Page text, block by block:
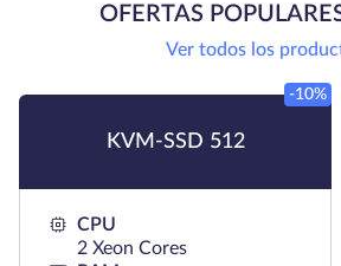
OFERTAS
Ver todos los
KVM-SSD 512
-10%
CPU
2 Xeon Cores